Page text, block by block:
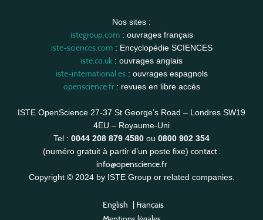
Nos sites :
istegroup.com: ouvrages français
iste-sciences.com: Encyclopédie SCIENCES
iste.co.uk : ouvrages anglais
iste-international.es: ouvrages espagnols
openscience.fr: revues en libre accès
ISTE OpenScience 27-37 St George’s Road – Londres SW19
4EU – Royaume-Uni
Tel : 0044 208 879 4580 ou 0800 902 354
(numéro gratuit à partir d’un poste fixe) contact :
info@openscience.fr
Copyright © 2024 by ISTE Group or related companies.
English | Français